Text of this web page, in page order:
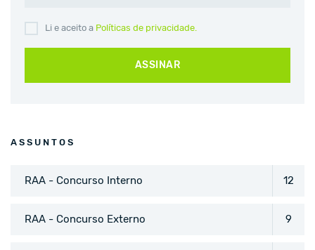
Li e aceito a Políticas de privacidade.
ASSINAR
ASSUNTOS
RAA - Concurso Interno 12
RAA - Concurso Externo 9